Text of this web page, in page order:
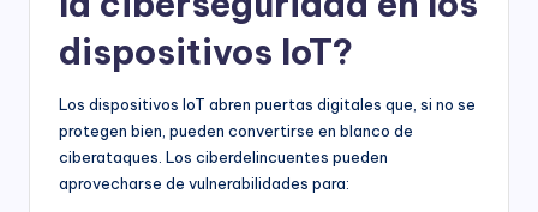
dispositivos IoT?
Los dispositivos IoT abren puertas digitales que, si no se
protegen bien, pueden convertirse en blanco de
ciberataques. Los ciberdelincuentes pueden
aprovecharse de vulnerabilidades para: